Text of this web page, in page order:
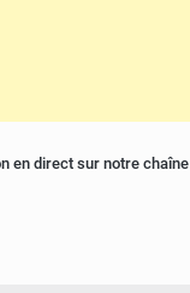
en direct sur notre chaîne